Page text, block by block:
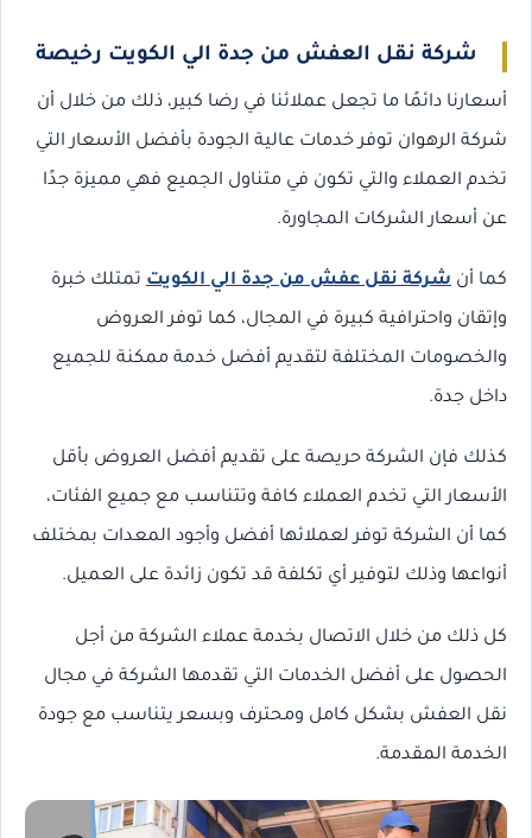
شركة نقل العفش من جدة الي الكويت رخيصة
أسعارنا دائمًا ما تجعل عملائنا في رضا كبير، ذلك من خلال أن
شركة الرهوان توفر خدمات عالية الجودة بأفضل الأسعار التي
تخدم العملاء والتي تكون في متناول الجميع فهي مميزة جدًا
عن أسعار الشركات المجاورة.
كما أن شركة نقل عفش من جدة الي الكويت تمتلك خبرة
وإتقان واحترافية كبيرة في المجال، كما توفر العروض
والخصومات المختلفة لتقديم أفضل خدمة ممكنة للجميع
داخل جدة.
كذلك فإن الشركة حريصة على تقديم أفضل العروض بأقل
الأسعار التي تخدم العملاء كافة وتتناسب مع جميع الفئات،
كما أن الشركة توفر لعملائها أفضل وأجود المعدات بمختلف
أنواعها وذلك لتوفير أي تكلفة قد تكون زائدة على العميل.
كل ذلك من خلال الاتصال بخدمة عملاء الشركة من أجل
الحصول على أفضل الخدمات التي تقدمها الشركة في مجال
نقل العفش بشكل كامل ومحترف وبسعر يتناسب مع جودة
الخدمة المقدمة.